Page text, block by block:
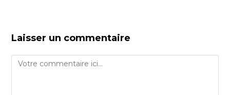
Laisser un commentaire
Comment